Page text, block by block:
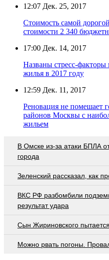
12:07 Дек. 25, 2017
Стоимость самой
стоимости 2 340
17:00 Дек. 14, 2017
Названы стресс-факторы
жилья в 2017 году
12:59 Дек. 11, 2017
Реновация не помешает
районов Москвы с
жильем
В Омске из-за атаки БПЛА
города
Зеленский рассказал, как
ВКС РФ разбомбили
результат удара
Сын Жириновского
Можно рвать погоны.